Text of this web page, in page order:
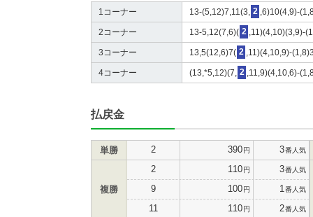
1コーナー 13-(5,12)7,11(3, 2 ,6)10(4,9)-
2コーナー 13-5,12(7,6)( 2 ,11)(4,10)(3,9)-
3コーナー 13,5(12,6)7( 2 ,11)(4,10,9)-
4コーナー (13,*5,12)(7, 2 ,11,9)(4,10,6)-
払戻金
単勝 2 390円 3番人気
複勝
2 110円 3番人気
9 100円 1 番人気
11 110円 2番人気